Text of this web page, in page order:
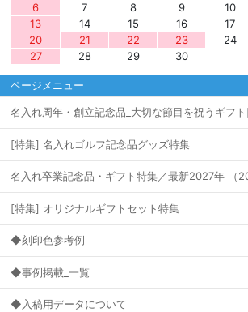
6
7 8 9 10
13
14 15 16 17
20
21 22 23 24
27
28 29 30
ページメニュー
名入れ周年・創立記念品_大切な節目を祝うギフ
[特集] 名入れゴルフ記念品グッズ特集
名入れ卒業記念品・ギフト特集／最新2027年 （
[特集] オリジナルギフトセット特集
◆刻印色参考例
◆事例掲載_一覧
◆入稿用データについて